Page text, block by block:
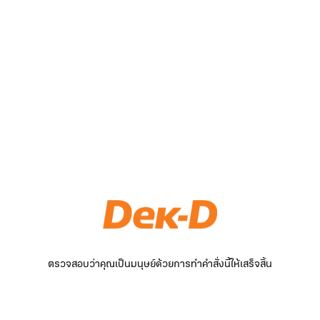
ตรวจสอบว่าคุณเป็นมนุษย์ด้วยการทำคำสั่งนี้ให้เสร็จสิ้น